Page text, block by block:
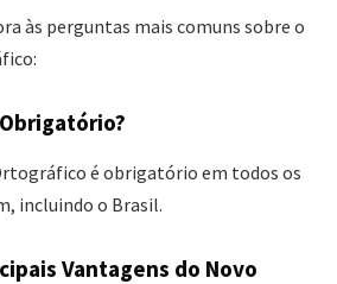
às perguntas mais comuns sobre o
é obrigatório em todos os
incluindo o Brasil.
Vantagens do Novo